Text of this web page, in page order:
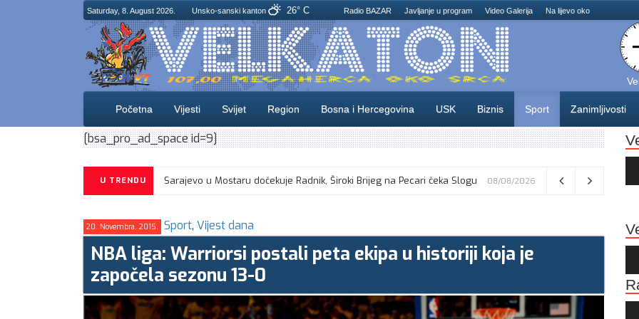
Saturday, 8. August 2026. Unsko-sanski kanton 26° C Radio BAZAR Javljanje u program Video Galerija Na lijevo oko
Početna Vijesti Svijet Region Bosna i Hercegovina USK Biznis Sport Zanimljivosti
[bsa_pro_ad_space id=9]
U TRENDU Sarajevo u Mostaru dočekuje Radnik, Široki Brijeg na Pecari čeka Slogu 08/08/2026
Jemen pozdravio stav Saveta bezbednosti UN kao “pravi put ka bezbednosti” 08/08/2026
20. Novembra. 2015. Sport, Vijest dana
NBA liga: Warriorsi postali peta ekipa u historiji koja je
započela sezonu 13-0